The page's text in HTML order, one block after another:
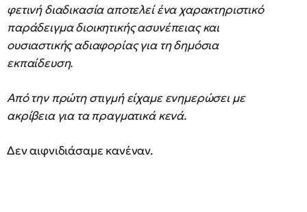
φετινή διαδικασία αποτελεί ένα χαρακτηριστικό
παράδειγμα διοικητικής ασυνέπειας και
ουσιαστικής αδιαφορίας για τη δημόσια
εκπαίδευση.
Από την πρώτη στιγμή είχαμε ενημερώσει με
ακρίβεια για τα πραγματικά κενά.
Δεν αιφνιδιάσαμε κανέναν.